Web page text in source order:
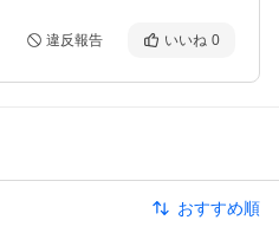
違反報告 いいね 0
おすすめ順